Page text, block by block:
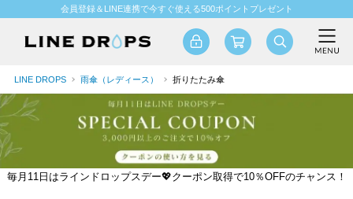
会員登録＆LINE連携で今すぐ使える500ポイントプレゼント
LINE DROPS 雨傘（レディース） 折りたたみ傘
毎月11日はラインドロップスデー💖クーポン取得で10％OFFのチャンス！